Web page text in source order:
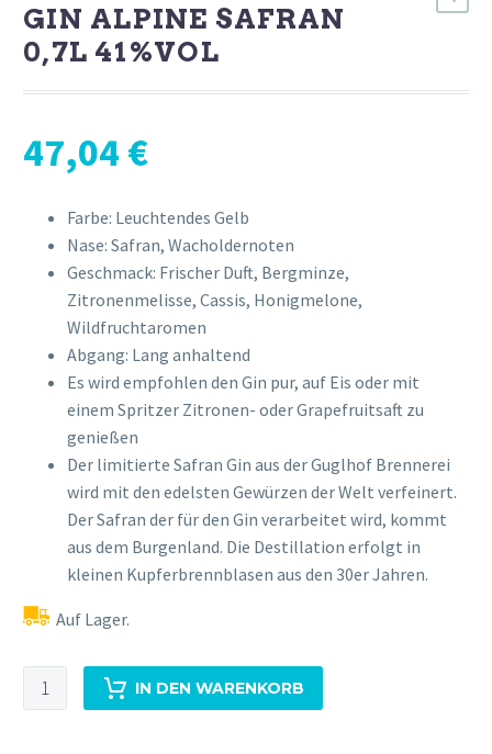
GIN ALPINE SAFRAN
0,7L 41%VOL
47,04 €
Farbe: Leuchtendes Gelb
Nase: Safran, Wacholdernoten
Geschmack: Frischer Duft, Bergminze,
Zitronenmelisse, Cassis, Honigmelone,
Wildfruchtaromen
Abgang: Lang anhaltend
Es wird empfohlen den Gin pur, auf Eis oder mit
einem Spritzer Zitronen- oder Grapefruitsaft zu
genießen
Der limitierte Safran Gin aus der Guglhof Brennerei
wird mit den edelsten Gewürzen der Welt verfeinert.
Der Safran der für den Gin verarbeitet wird, kommt
aus dem Burgenland. Die Destillation erfolgt in
kleinen Kupferbrennblasen aus den 30er Jahren.
Auf Lager.
Gin
Alpine
IN DEN WARENKORB